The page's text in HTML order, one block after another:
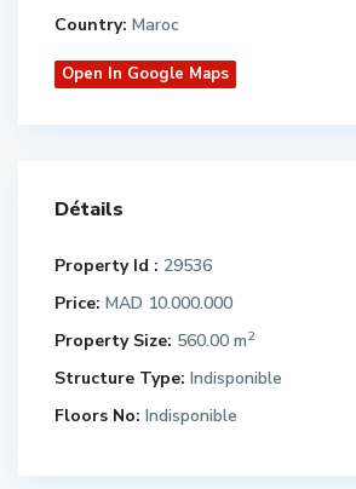
Country: Maroc
Open In Google Maps
Détails
Property Id : 29536
Price: MAD 10.000.000
Property Size: 560.00 m2
Structure Type: Indisponible
Floors No: Indisponible